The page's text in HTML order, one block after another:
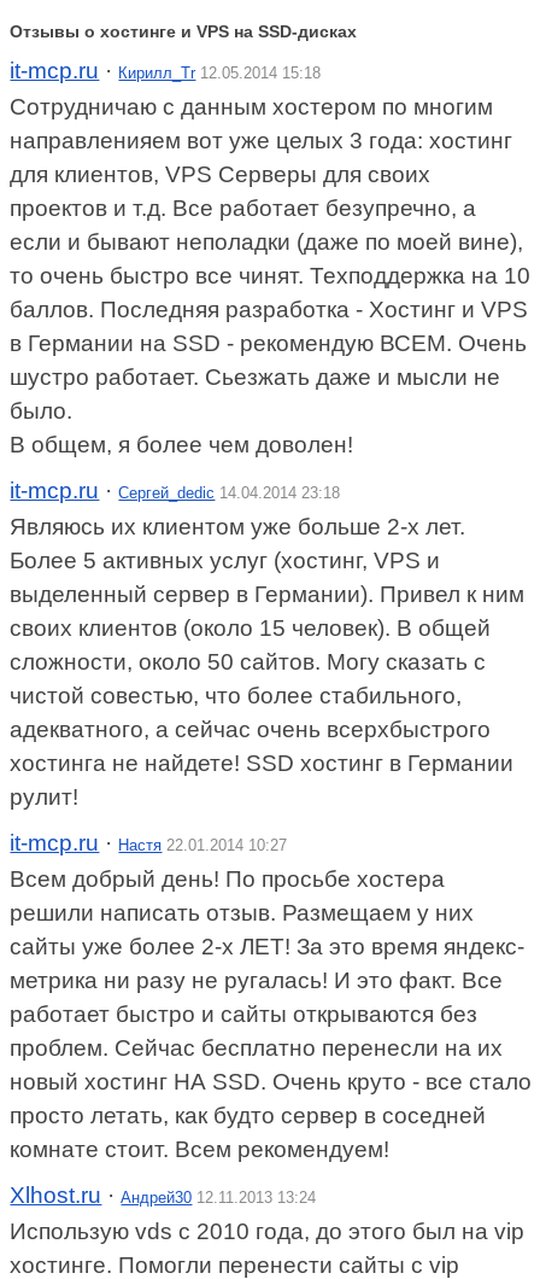
Отзывы о хостинге и VPS на SSD-дисках
it-mcp.ru · Кирилл_Tr 12.05.2014 15:18
Сотрудничаю с данным хостером по многим
направленияем вот уже целых 3 года: хостинг
для клиентов, VPS Серверы для своих
проектов и т.д. Все работает безупречно, а
если и бывают неполадки (даже по моей вине),
то очень быстро все чинят. Техподдержка на 10
баллов. Последняя разработка - Хостинг и VPS
в Германии на SSD - рекомендую ВСЕМ. Очень
шустро работает. Сьезжать даже и мысли не
было.
В общем, я более чем доволен!
it-mcp.ru ·Cергей_dedic 14.04.2014 23:18
Являюсь их клиентом уже больше 2-х лет.
Более 5 активных услуг (хостинг, VPS и
выделенный сервер в Германии). Привел к ним
своих клиентов (около 15 человек). В общей
сложности, около 50 сайтов. Могу сказать с
чистой совестью, что более стабильного,
адекватного, а сейчас очень всерхбыстрого
хостинга не найдете! SSD хостинг в Германии
рулит!
it-mcp.ru · Настя 22.01.2014 10:27
Всем добрый день! По просьбе хостера
решили написать отзыв. Размещаем у них
сайты уже более 2-х ЛЕТ! За это время яндекс-
метрика ни разу не ругалась! И это факт. Все
работает быстро и сайты открываются без
проблем. Сейчас бесплатно перенесли на их
новый хостинг НА SSD. Очень круто - все стало
просто летать, как будто сервер в соседней
комнате стоит. Всем рекомендуем!
Xlhost.ru ·Андрей30 12.11.2013 13:24
Использую vds с 2010 года, до этого был на vip
хостинге. Помогли перенести сайты с vip